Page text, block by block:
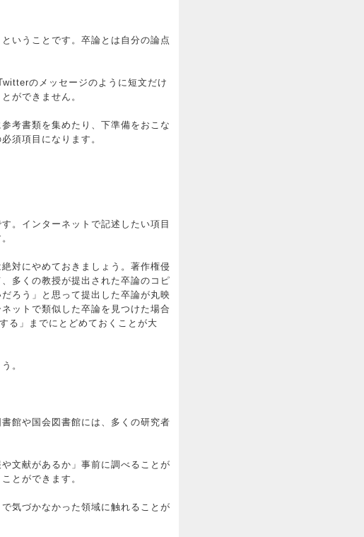
いうことです。卒論とは自分の論点
のメッセージのように短文だけ
ができません。
考書類を集めたり、下準備をおこな
須項目になります。
。インターネットで記述したい項目
対にやめておきましょう。著作権侵
多くの教授が提出された卒論のコピ
ろう」と思って提出した卒論が丸映
ットで類似した卒論を見つけた場合
る」までにとどめておくことが大
。
館や国会図書館には、多くの研究者
文献があるか」事前に調べることが
とができます。
気づかなかった領域に触れることが